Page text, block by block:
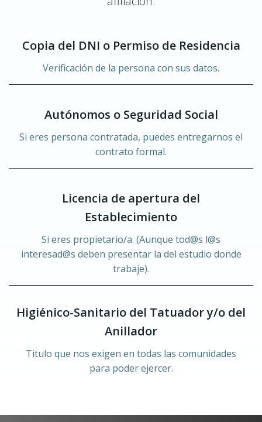
Copia del DNI o Permiso de Residencia
Verificación de la persona con sus datos.
Autónomos o Seguridad Social
Si eres persona contratada, puedes entregarnos el
contrato formal.
Licencia de apertura del
Establecimiento
Si eres propietario/a. (Aunque tod@s l@s
interesad@s deben presentar la del estudio donde
trabaje).
Higiénico-Sanitario del Tatuador y/o del
Anillador
Titulo que nos exigen en todas las comunidades
para poder ejercer.